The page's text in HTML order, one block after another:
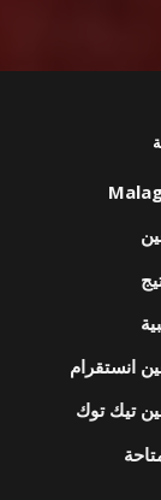
انستقرام
تيك توك